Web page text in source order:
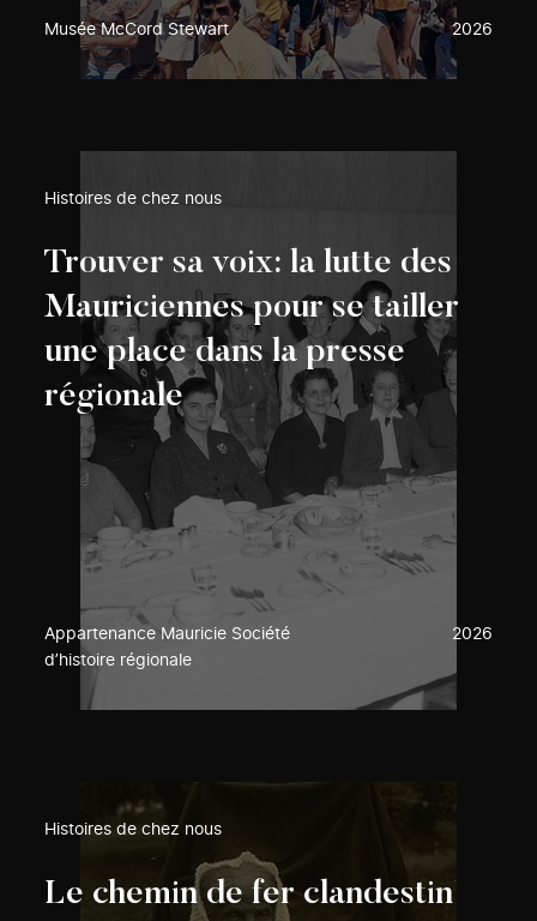
Musée McCord Stewart 2026
Histoires de chez nous
Trouver sa voix: la lutte des
Mauriciennes pour se tailler
une place dans la presse
régionale
Appartenance Mauricie Société
d’histoire régionale
2026
Histoires de chez nous
Le chemin de fer clandestin